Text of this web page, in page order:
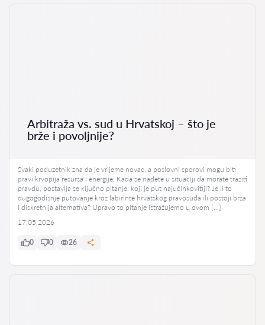
Arbitraža vs. sud u Hrvatskoj – što je
brže i povoljnije?
Svaki poduzetnik zna da je vrijeme novac, a poslovni sporovi mogu biti
pravi krvopija resursa i energije. Kada se nađete u situaciji da morate tražiti
pravdu, postavlja se ključno pitanje: koji je put najučinkovitiji? Je li to
dugogodišnje putovanje kroz labirinte hrvatskog pravosuđa ili postoji brža
i diskretnija alternativa? Upravo to pitanje istražujemo u ovom […]
17.05.2026
0 0 26